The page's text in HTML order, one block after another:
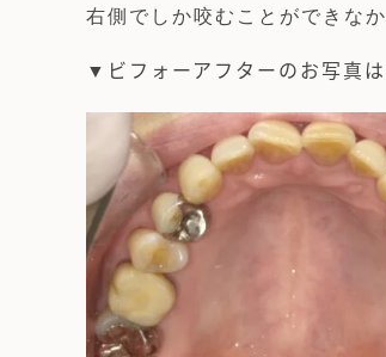
▼ビフォーアフターのお写真は